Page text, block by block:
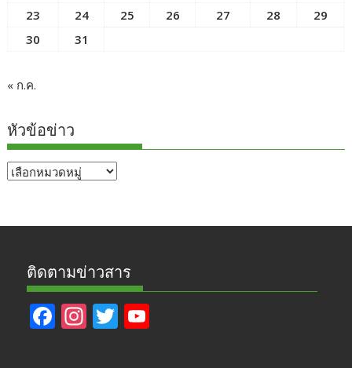
23
24 25 26 27 28
29
30
31
« ก.ค.
หัวข้อข่าว
หัวข้อ
ติดตามข่าวสาร
F In T